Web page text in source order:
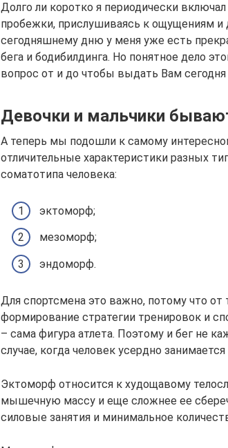
Долго ли коротко я периодически
пробежки, прислушиваясь к ощущениям и
сегодняшнему дню у меня уже есть
бега и бодибилдинга. Но понятное дело
вопрос от и до чтобы выдать Вам сегодня
Девочки и мальчики
А теперь мы подошли к самому
отличительные характеристики разных
соматотипа человека:
эктоморф;
мезоморф;
эндоморф.
Для спортсмена это важно, потому что от
формирование стратегии тренировок и
– сама фигура атлета. Поэтому и бег не
случае, когда человек усердно
Эктоморф относится к худощавому
мышечную массу и еще сложнее ее
силовые занятия и минимальное